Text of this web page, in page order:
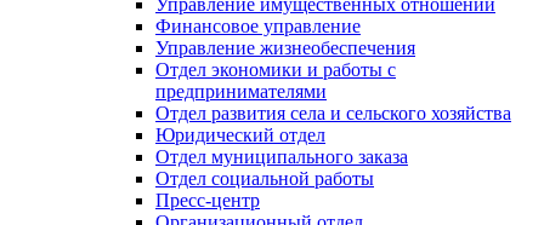
Управление имущественных отношений
Финансовое управление
Управление жизнеобеспечения
Отдел экономики и работы с
предпринимателями
Отдел развития села и сельского хозяйства
Юридический отдел
Отдел муниципального заказа
Отдел социальной работы
Пресс-центр